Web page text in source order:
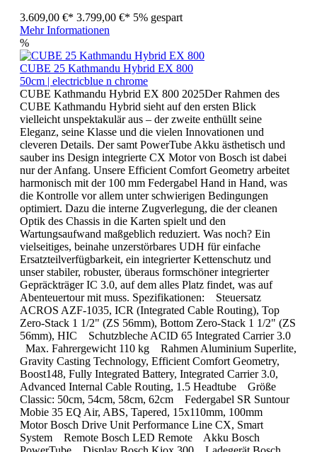
3.609,00 €* 3.799,00 €* 5% gespart
Mehr Informationen
%
CUBE 25 Kathmandu Hybrid EX 800
50cm | electricblue n chrome
CUBE Kathmandu Hybrid EX 800 2025Der Rahmen des
CUBE Kathmandu Hybrid sieht auf den ersten Blick
vielleicht unspektakulär aus – der zweite enthüllt seine
Eleganz, seine Klasse und die vielen Innovationen und
cleveren Details. Der samt PowerTube Akku ästhetisch und
sauber ins Design integrierte CX Motor von Bosch ist dabei
nur der Anfang. Unsere Efficient Comfort Geometry arbeitet
harmonisch mit der 100 mm Federgabel Hand in Hand, was
die Kontrolle vor allem unter schwierigen Bedingungen
optimiert. Dazu die interne Zugverlegung, die der cleanen
Optik des Chassis in die Karten spielt und den
Wartungsaufwand maßgeblich reduziert. Was noch? Ein
vielseitiges, beinahe unzerstörbares UDH für einfache
Ersatzteilverfügbarkeit, ein integrierter Kettenschutz und
unser stabiler, robuster, überaus formschöner integrierter
Gepräckträger IC 3.0, auf dem alles Platz findet, was auf
Abenteuertour mit muss. Spezifikationen: Steuersatz
ACROS AZF-1035, ICR (Integrated Cable Routing), Top
Zero-Stack 1 1/2" (ZS 56mm), Bottom Zero-Stack 1 1/2" (ZS
56mm), HIC Schutzbleche ACID 65 Integrated Carrier 3.0
Max. Fahrergewicht 110 kg Rahmen Aluminium Superlite,
Gravity Casting Technology, Efficient Comfort Geometry,
Boost148, Fully Integrated Battery, Integrated Carrier 3.0,
Advanced Internal Cable Routing, 1.5 Headtube Größe
Classic: 50cm, 54cm, 58cm, 62cm Federgabel SR Suntour
Mobie 35 EQ Air, ABS, Tapered, 15x110mm, 100mm
Motor Bosch Drive Unit Performance Line CX, Smart
System Remote Bosch LED Remote Akku Bosch